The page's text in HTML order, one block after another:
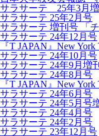
サラサーテ 25年3月増
サラサーテ 25年2月号
サラサーテ 増刊号 「
サラサーテ 24年12月号
『T JAPAN』New
サラサーテ 24年10月号
サラサーテ 24年9月増
サラサーテ 24年8月号
『T JAPAN』New
サラサーテ 24年6月号
サラサーテ 24年5月号
サラサーテ 24年4月号
サラサーテ 24年2月号
サラサーテ 23年12月号